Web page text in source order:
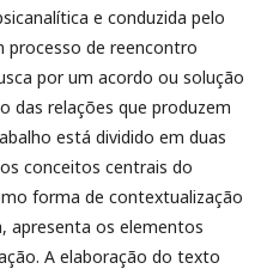
e conduzida pelo
de reencontro
por um acordo ou solução
das relações que produzem
está dividido em duas
conceitos centrais do
forma de contextualização
apresenta os elementos
A elaboração do texto